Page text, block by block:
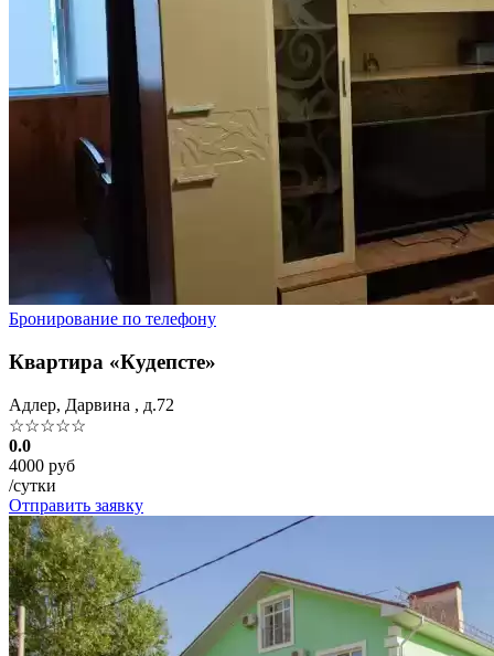
Бронирование по телефону
Квартира «Кудепсте»
Адлер, Дарвина , д.72
☆☆☆☆☆
0.0
4000 руб
/сутки
Отправить заявку